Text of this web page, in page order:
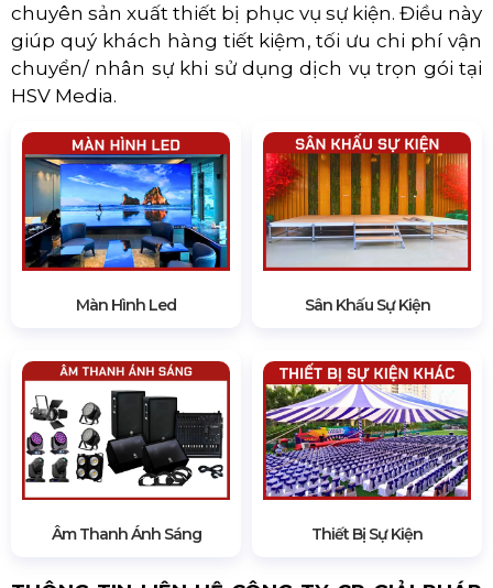
HSV MEDIA - CÔNG TY THIẾT BỊ
TỔ CHỨC SỰ KIỆN TẠI TPHCM
HSV Medialà đơn vị chuyêncung cấp, bán &
thanh ánh sáng, màn hình LED, sân khấu, nhà
nhà máy Viettruss với diện tích rộng 5000m2
chuyên sản xuất thiết bị phục vụ sự kiện. Điều này
giúp quý khách hàng tiết kiệm, tối ưu chi phí vận
chuyển/ nhân sự khi sử dụng dịch vụ trọn gói tại
HSV Media.